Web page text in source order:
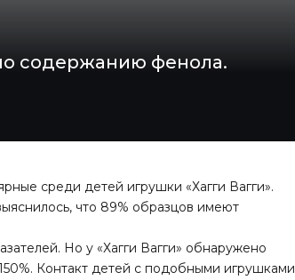
содержанию фенола.
среди детей игрушки «Хагги Вагги».
что 89% образцов имеют
Но у «Хагги Вагги» обнаружено
Контакт детей с подобными игрушками